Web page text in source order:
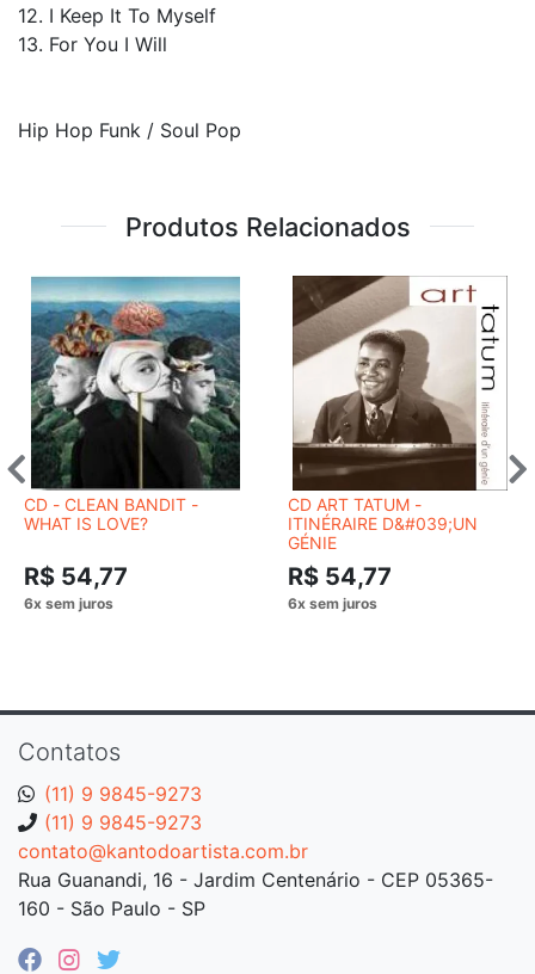
12. I Keep It To Myself
13. For You I Will
Hip Hop Funk / Soul Pop
Produtos Relacionados
CD - CLEAN BANDIT -
WHAT IS LOVE?
R$ 54,77
CD ART TATUM -
ITINÉRAIRE D&#039;UN
GÉNIE
R$ 54,77
Contatos
(11) 9 9845-9273
(11) 9 9845-9273
contato@kantodoartista.com.br
Rua Guanandi, 16 - Jardim Centenário - CEP 05365-
160 - São Paulo - SP